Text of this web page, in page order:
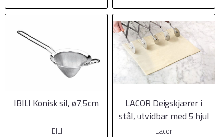
IBILI Konisk sil, ø7,5cm
IBILI
LACOR Deigskjærer i
stål, utvidbar med 5 hjul
Lacor